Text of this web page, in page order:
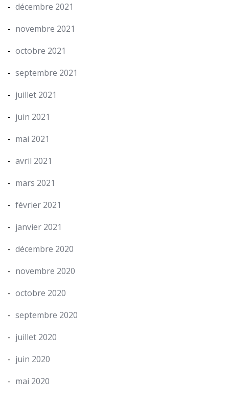
décembre 2021
novembre 2021
octobre 2021
septembre 2021
juillet 2021
juin 2021
mai 2021
avril 2021
mars 2021
février 2021
janvier 2021
décembre 2020
novembre 2020
octobre 2020
septembre 2020
juillet 2020
juin 2020
mai 2020